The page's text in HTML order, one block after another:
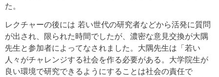
た。
レクチャーの後には 若い世代の研究者などから活発に質問
が出され、限られた時間でしたが、濃密な意見交換が大隅
先生と参加者によってなされました。大隅先生は「若い
人々がチャレンジする社会を作る必要がある。大学院生が
良い環境で研究できるようにすることは社会の責任で